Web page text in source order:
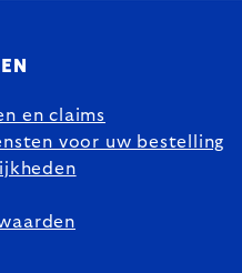
en claims
voor uw bestelling